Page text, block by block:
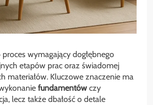
wymagający dogłębnego
etapów prac oraz świadomej
materiałów. Kluczowe znaczenie ma
fundamentów czy
lecz także dbałość o detale